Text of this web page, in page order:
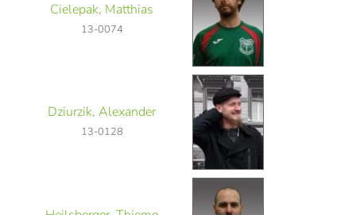
Cielepak, Matthias
13-0074
Dziurzik, Alexander
13-0128